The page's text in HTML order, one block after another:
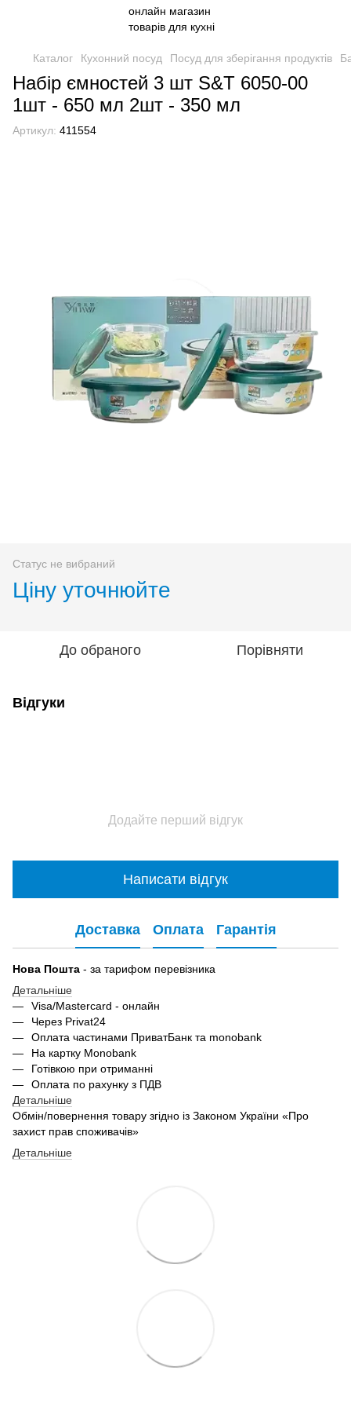
Каталог Кухонний посуд Посуд для зберігання продуктів
Набір ємностей 3 шт S&T 6050-00
1шт - 650 мл 2шт - 350 мл
Артикул: 411554
Статус не вибраний
Ціну уточнюйте
До обраного Порівняти
Відгуки
Додайте перший відгук
Написати відгук
Доставка Оплата Гарантія
Нова Пошта - за тарифом перевізника
Детальніше
Visa/Mastercard - онлайн
Через Privat24
Оплата частинами ПриватБанк та monobank
На картку Monobank
Готівкою при отриманні
Оплата по рахунку з ПДВ
Детальніше
Обмін/повернення товару згідно із Законом України «Про
захист прав споживачів»
Детальніше